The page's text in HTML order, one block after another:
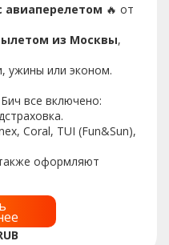
авиаперелетом 🔥 от
из Москвы,
ужины или эконом.
все включено:
Coral, TUI (Fun&Sun),
оформляют